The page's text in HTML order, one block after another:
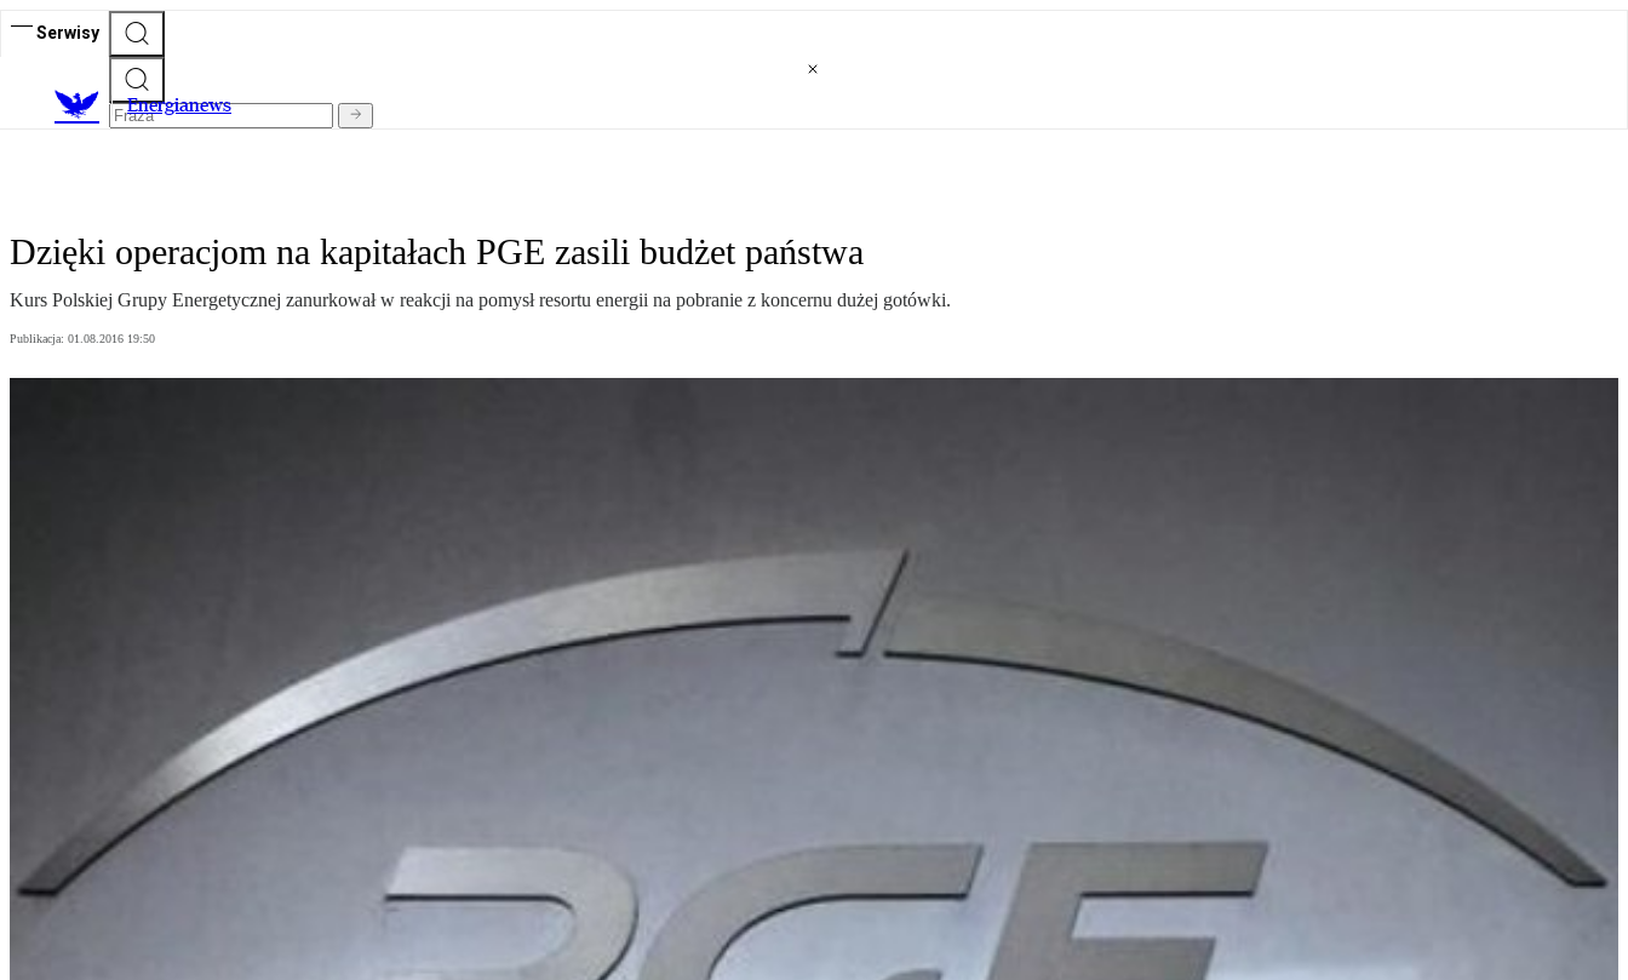
Serwisy
Energianews
Dzięki operacjom na kapitałach PGE zasili budżet państwa
Kurs Polskiej Grupy Energetycznej zanurkował w reakcji na pomysł resortu energii na pobranie z koncernu dużej gotówki.
Publikacja: 01.08.2016 19:50